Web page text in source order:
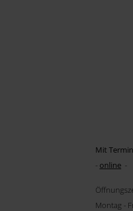
Mit
- online -
Montag -